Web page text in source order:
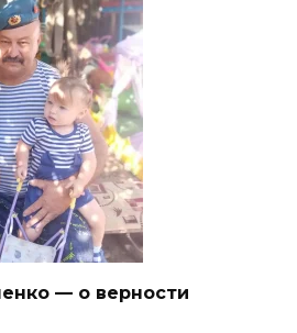
— о верности